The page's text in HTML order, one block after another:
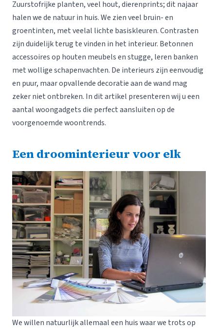
Zuurstofrijke planten, veel hout, dierenprints; dit najaar
halen we de natuur in huis. We zien veel bruin- en
groentinten, met veelal lichte basiskleuren. Contrasten
zijn duidelijk terug te vinden in het interieur. Betonnen
accessoires op houten meubels en stugge, leren banken
met wollige schapenvachten. De interieurs zijn eenvoudig
en puur, maar opvallende decoratie aan de wand mag
zeker niet ontbreken. In dit artikel presenteren wij u een
aantal woongadgets die perfect aansluiten op de
voorgenoemde woontrends.
Een droominterieur voor elk
We willen natuurlijk allemaal een huis waar we trots op